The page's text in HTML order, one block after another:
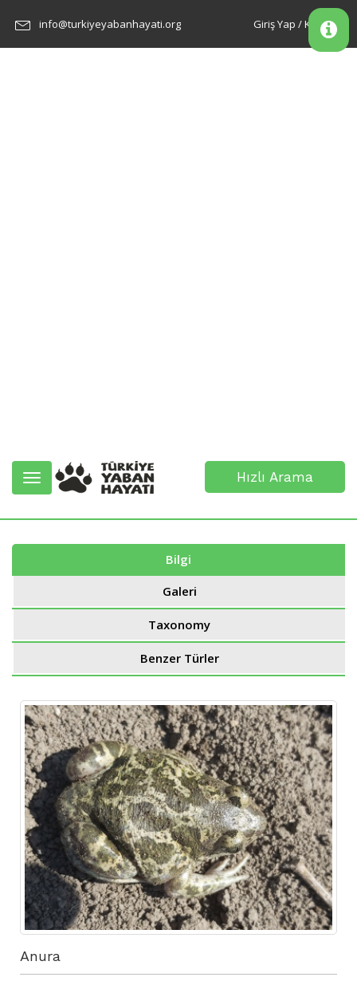
info@turkiyeyabanhayati.org Giriş Yap / Kayıt Ol
Toggle
navigation
Hızlı Arama
Bilgi
Galeri
Taxonomy
Benzer Türler
Anura